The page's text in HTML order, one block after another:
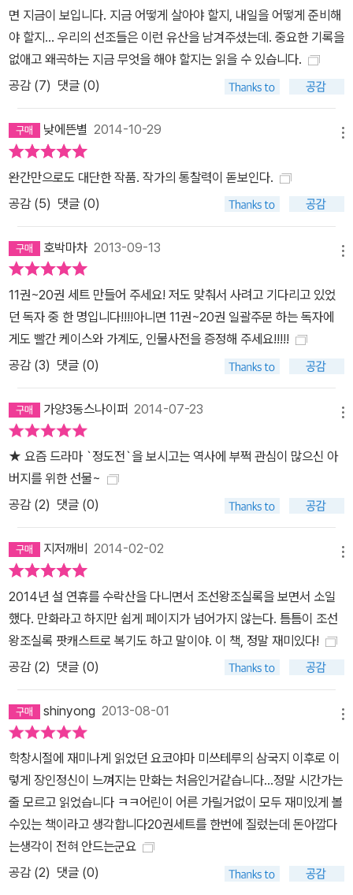
알아낸 사실들은 차곡차곡 만화로 탄생한다. 게다가 만화라는 미디어
의 장점을 백분 발휘해 두꺼운 역사책에서는 느끼지 못하는 재미와
박진감을 선사하기 때문에, 《박시백의 조선왕조실록》은 아버지가 자
녀의 역사 공부를 위해 사왔다가 서로 먼저 읽겠다고 다투면서 읽는
《박시백의 조선왕조실록》의 특징 1. 대하역사만화의 새로운 장을 열
다 <한겨레신문> 만평 화백 출신인 저자 박시백은 신문사를 그만둔
2001년부터 하루 12시간을 반은 《조선왕조실록》과 관련 역사책을
관의 심정으로, 글로 된 역사를 만화로 풀어쓰고자 했기 때문에 작업
의 연구 성과를 적극 차용해 시놉시스를 만들고, 그 바탕으로 그림을
그려 이번에 10권까지 출간하게 되었다. 전 20권 분량으로 조선 왕조
500년을 새롭게 조명하게 될 《박시백의 조선왕조실록》은 각 권이
독립된 구조로 되어있어서 따로 보아도 좋고, 이어 보아도 좋게 구성
하였다. 실록과 참고도서를 보며 공부하고 이를 콘티에 반영해 그림
과 채색을 하게 되는데, 프로덕션 분업체제로 양산하는 만화와는 달
리 작가주의 만화를 지향하기 때문에 이 모든 공정을 박시백 혼자서
작업하고 있다. 고우영 화백 이후 끊어졌던 작가주의 대하역사만화의
맥을 잇는 역작임에 틀림없다. 2. 시사교양만화의 새로운 장을 열다
우리가 아는 역사 ‘상식’들 중 상당 부분은 야사에 기대거나, TV 드라
마나 급조된 역사책이 만들어낸 허상들이다. 작가는 역사적 사실에
정확히 접근하기 위해 통상 제작 기간의 2배 정도의 시간을 들여 연
록》을 기본으로 각 권마다 20여 권의 관련 도서를 참고했으며, 최근
역사학계의 성과를 적극 차용해 객관적이고 사실에 근접한 역사를 서
술하고 있다. 또한 만화라는 미디어의 장점을 백분 발휘해 두꺼운 역
사책에서는 느끼지 못하는 재미와 박진감을 선사한다. 그리고 작가가
해석한 인물의 성격과 실록의 묘사를 적절히 배합하고 시사적 해석을
다. 예를 들어 7권의 연산군은 얼굴에 종기가 떨어지지 않는 등 잔병
붙어 있는데, 피와 공포를 통해 넘볼 수 없는 왕권을 구축한 폭군의 모
습과도 자못 어울린다. 황희는 현존 초상화를 참고했고, 세종, 문종,
단종의 경우에는 실록에 나와 있는 기록을 충실히 반영한 경우다. 인
물의 캐릭터뿐만 아니라 내용에서도 시사적 해석을 가미했다. 고려의
마지막 임금으로 고려를 지키기 위해 필사적이었던 공양왕과 1980
년 신군부 세력 앞에서 굴복했던 최규하 전대통령을 비교한 장면이
나, 우왕을 옹립한 킹메이커 이인임을 김종필 전총리에 빗대는 장면
등 촌철살인의 내용들이 군데군데 숨어있어서 당대의 상황과 인물들
면 지금이 보입니다. 지금 어떻게 살아야 할지, 내일을 어떻게 준비해
야 할지... 우리의 선조들은 이런 유산을 남겨주셨는데. 중요한 기록을
없애고 왜곡하는 지금 무엇을 해야 할지는 읽을 수 있습니다.
공감 (7) 댓글 (0)
낮에뜬별 2014-10-29
완간만으로도 대단한 작품. 작가의 통찰력이 돋보인다.
공감 (5) 댓글 (0)
호박마차 2013-09-13
11권~20권 세트 만들어 주세요! 저도 맞춰서 사려고 기다리고 있었
던 독자 중 한 명입니다!!!!아니면 11권~20권 일괄주문 하는 독자에
게도 빨간 케이스와 가계도, 인물사전을 증정해 주세요!!!!!
공감 (3) 댓글 (0)
가양3동스나이퍼 2014-07-23
★ 요즘 드라마 `정도전`을 보시고는 역사에 부쩍 관심이 많으신 아
버지를 위한 선물~
공감 (2) 댓글 (0)
지저깨비 2014-02-02
2014년 설 연휴를 수락산을 다니면서 조선왕조실록을 보면서 소일
했다. 만화라고 하지만 쉽게 페이지가 넘어가지 않는다. 틈틈이 조선
왕조실록 팟캐스트로 복기도 하고 말이야. 이 책, 정말 재미있다!
공감 (2) 댓글 (0)
shinyong 2013-08-01
학창시절에 재미나게 읽었던 요코야마 미쓰테루의 삼국지 이후로 이
렇게 장인정신이 느껴지는 만화는 처음인거같습니다...정말 시간가는
줄 모르고 읽었습니다 ㅋㅋ어린이 어른 가릴거없이 모두 재미있게 볼
수있는 책이라고 생각합니다20권세트를 한번에 질렀는데 돈아깝다
는생각이 전혀 안드는군요
공감 (2) 댓글 (0)